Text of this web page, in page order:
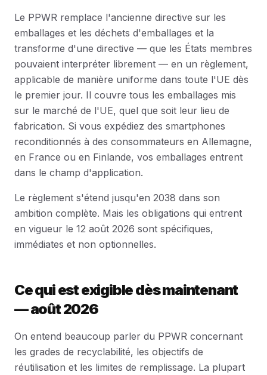
Le PPWR remplace l'ancienne directive sur les
emballages et les déchets d'emballages et la
transforme d'une directive — que les États membres
pouvaient interpréter librement — en un règlement,
applicable de manière uniforme dans toute l'UE dès
le premier jour. Il couvre tous les emballages mis
sur le marché de l'UE, quel que soit leur lieu de
fabrication. Si vous expédiez des smartphones
reconditionnés à des consommateurs en Allemagne,
en France ou en Finlande, vos emballages entrent
dans le champ d'application.
Le règlement s'étend jusqu'en 2038 dans son
ambition complète. Mais les obligations qui entrent
en vigueur le 12 août 2026 sont spécifiques,
immédiates et non optionnelles.
Ce qui est exigible dès maintenant
— août 2026
On entend beaucoup parler du PPWR concernant
les grades de recyclabilité, les objectifs de
réutilisation et les limites de remplissage. La plupart